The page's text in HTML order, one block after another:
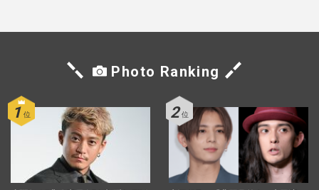
Photo Ranking